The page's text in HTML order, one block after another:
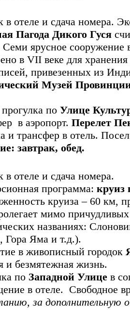
в отеле и сдача номера.
Пагода Дикого Гуся
ярусное сооружение
в VII веке для
привезенных из
Музей
по Улице
в аэропорт. Перелет
и трансфер в отель.
завтрак, обед.
в отеле и сдача номера.
программа: круиз
круиза – 60 км,
мимо причудливых
названиях:
Гора Яма и т.д.).
в живописный городок
и безмятежная жизнь.
по Западной Улице в
в отеле. Свободное
за дополнительную